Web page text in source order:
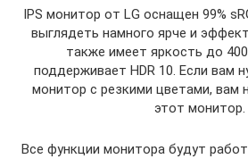
IPS монитор от LG оснащен 99%
выглядеть намного ярче и
также имеет яркость до
поддерживает HDR 10. Если вам
монитор с резкими цветами, вам
этот монитор.
Все функции монитора будут